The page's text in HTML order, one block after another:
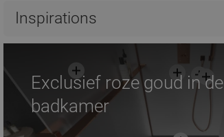
Inspirations
Exclusief roze goud in de
badkamer